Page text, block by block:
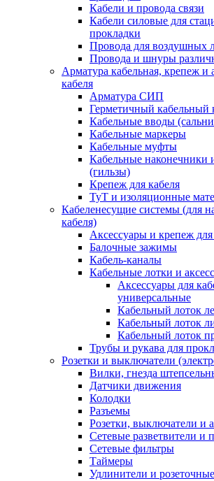
Кабели и провода связи
Кабели силовые для
прокладки
Провода для воздушных
Провода и шнуры
Арматура кабельная, крепеж и
кабеля
Арматура СИП
Герметичный кабельный
Кабельные вводы
Кабельные маркеры
Кабельные муфты
Кабельные наконечники
(гильзы)
Крепеж для кабеля
ТуТ и изоляционные
Кабеленесущие системы (для
кабеля)
Аксессуары и крепеж для
Балочные зажимы
Кабель-каналы
Кабельные лотки и
Аксессуары для
универсальные
Кабельный лоток
Кабельный лоток
Кабельный лоток
Трубы и рукава для
Розетки и выключатели
Вилки, гнезда
Датчики движения
Колодки
Разъемы
Розетки, выключатели и
Сетевые разветвители и
Сетевые фильтры
Таймеры
Удлинители и